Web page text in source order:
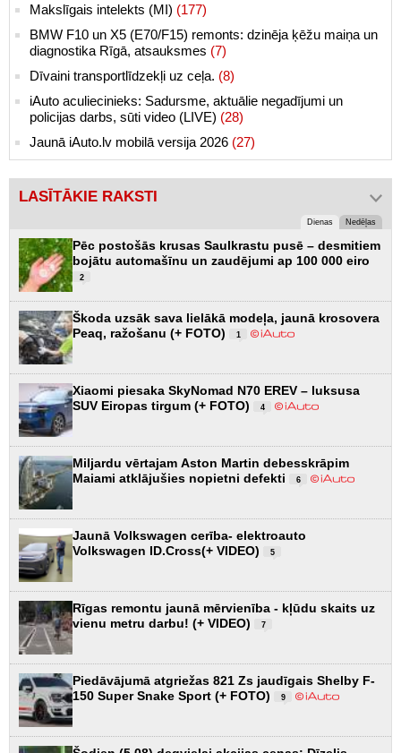
Makslīgais intelekts (MI) (177)
BMW F10 un X5 (E70/F15) remonts: dzinēja ķēžu maiņa un
diagnostika Rīgā, atsauksmes (7)
Dīvaini transportlīdzekļi uz ceļa. (8)
iAuto aculiecinieks: Sadursme, aktuālie negadījumi un
policijas darbs, sūti video (LIVE) (28)
Jaunā iAuto.lv mobilā versija 2026 (27)
LASĪTĀKIE RAKSTI
Dienas Nedēļas
Pēc postošās krusas Saulkrastu pusē – desmitiem
bojātu automašīnu un zaudējumi ap 100 000 eiro
2
Škoda uzsāk sava lielākā modeļa, jaunā krosovera
Peaq, ražošanu (+ FOTO)
1
Xiaomi piesaka SkyNomad N70 EREV – luksusa
SUV Eiropas tirgum (+ FOTO)
4
Miljardu vērtajam Aston Martin debesskrāpim
Maiami atklājušies nopietni defekti
6
Jaunā Volkswagen cerība- elektroauto
Volkswagen ID.Cross(+ VIDEO)
5
Rīgas remontu jaunā mērvienība - kļūdu skaits uz
vienu metru darbu! (+ VIDEO)
7
Piedāvājumā atgriežas 821 Zs jaudīgais Shelby F-
150 Super Snake Sport (+ FOTO)
9